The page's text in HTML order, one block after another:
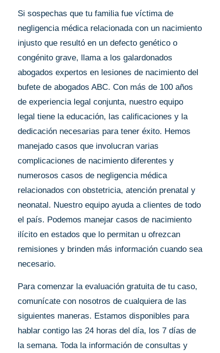
Si sospechas que tu familia fue víctima de
negligencia médica relacionada con un nacimiento
injusto que resultó en un defecto genético o
congénito grave, llama a los galardonados
abogados expertos en lesiones de nacimiento del
bufete de abogados ABC. Con más de 100 años
de experiencia legal conjunta, nuestro equipo
legal tiene la educación, las calificaciones y la
dedicación necesarias para tener éxito. Hemos
manejado casos que involucran varias
complicaciones de nacimiento diferentes y
numerosos casos de negligencia médica
relacionados con obstetricia, atención prenatal y
neonatal. Nuestro equipo ayuda a clientes de todo
el país. Podemos manejar casos de nacimiento
ilícito en estados que lo permitan u ofrezcan
remisiones y brinden más información cuando sea
necesario.
Para comenzar la evaluación gratuita de tu caso,
comunícate con nosotros de cualquiera de las
siguientes maneras. Estamos disponibles para
hablar contigo las 24 horas del día, los 7 días de
la semana. Toda la información de consultas y